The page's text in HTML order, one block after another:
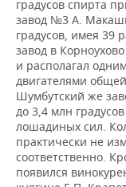
градусов спирта
завод №3 А.
градусов, имея 39
завод в
и располагал
двигателями
Шумбутский же
до 3,4 млн
лошадиных сил.
практически не
соответственно.
появился